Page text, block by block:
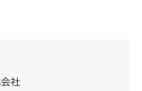
なう場所を含む）
ース市場に上場
力と、ITの力を
す。
社